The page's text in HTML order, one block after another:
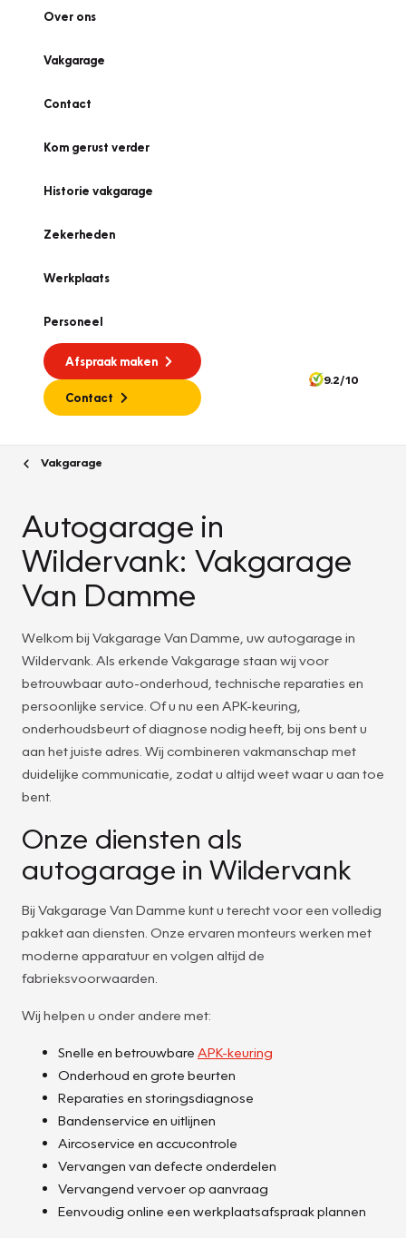
Over ons
Vakgarage
Contact
Kom gerust verder
Historie vakgarage
Zekerheden
Werkplaats
Personeel
Afspraak maken
Contact
9.2/10
Vakgarage
Autogarage in
Wildervank: Vakgarage
Van Damme
Welkom bij Vakgarage Van Damme, uw autogarage in
Wildervank. Als erkende Vakgarage staan wij voor
betrouwbaar auto-onderhoud, technische reparaties en
persoonlijke service. Of u nu een APK-keuring,
onderhoudsbeurt of diagnose nodig heeft, bij ons bent u
aan het juiste adres. Wij combineren vakmanschap met
duidelijke communicatie, zodat u altijd weet waar u aan toe
bent.
Onze diensten als
autogarage in Wildervank
Bij Vakgarage Van Damme kunt u terecht voor een volledig
pakket aan diensten. Onze ervaren monteurs werken met
moderne apparatuur en volgen altijd de
fabrieksvoorwaarden.
Wij helpen u onder andere met:
Snelle en betrouwbare APK-keuring
Onderhoud en grote beurten
Reparaties en storingsdiagnose
Bandenservice en uitlijnen
Aircoservice en accucontrole
Vervangen van defecte onderdelen
Vervangend vervoer op aanvraag
Eenvoudig online een werkplaatsafspraak plannen